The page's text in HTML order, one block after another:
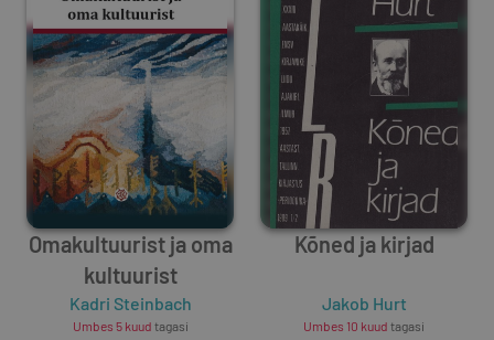
Omakultuurist ja oma
kultuurist
Kadri Steinbach
Umbes 5 kuud tagasi
Kõned ja kirjad
Jakob Hurt
Umbes 10 kuud tagasi